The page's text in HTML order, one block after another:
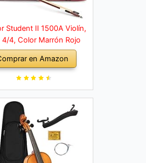
Student II 1500A Violín,
4/4, Color Marrón Rojo
en Amazon